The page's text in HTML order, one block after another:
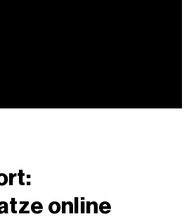
online